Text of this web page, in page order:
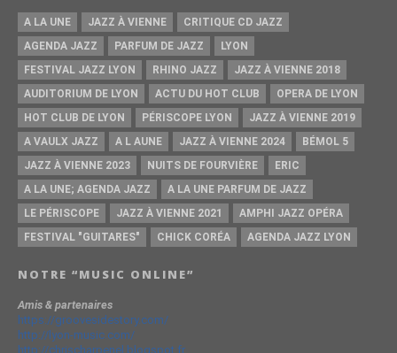
A LA UNE JAZZ À VIENNE
CRITIQUE CD JAZZ
AGENDA JAZZ
PARFUM DE JAZZ
LYON
FESTIVAL JAZZ LYON
RHINO JAZZ
JAZZ À VIENNE 2018
AUDITORIUM DE LYON
ACTU DU HOT CLUB
OPERA DE LYON
HOT CLUB DE LYON
PÉRISCOPE LYON
JAZZ À VIENNE 2019
A VAULX JAZZ
A L AUNE JAZZ À VIENNE 2024
BÉMOL 5
JAZZ À VIENNE 2023
NUITS DE FOURVIÈRE
ERIC
A LA UNE; AGENDA JAZZ
A LA UNE PARFUM DE JAZZ
LE PÉRISCOPE
JAZZ À VIENNE 2021
AMPHI JAZZ OPÉRA
FESTIVAL "GUITARES"
CHICK CORÉA AGENDA JAZZ LYON
NOTRE “MUSIC ONLINE”
Amis & partenaires
https://groovesidestory.com/
http://lyon-music.com/
http://chrischarpenel.blogspot.fr